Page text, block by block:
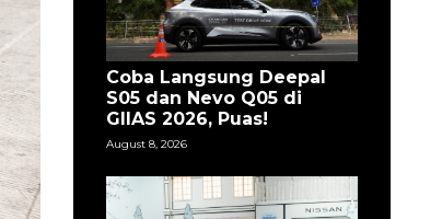
Coba Langsung Deepal
S05 dan Nevo Q05 di
GIIAS 2026, Puas!
August 8, 2026